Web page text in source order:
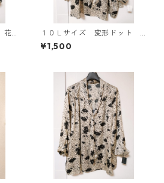
花
１０Ｌサイズ 変形ドット
花柄 ボウタイブラウス オ
フホワイト KAE-4775
¥1,500